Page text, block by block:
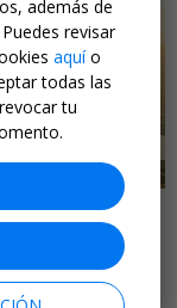
catalán
además de
revisar
aquío
todas las
tu